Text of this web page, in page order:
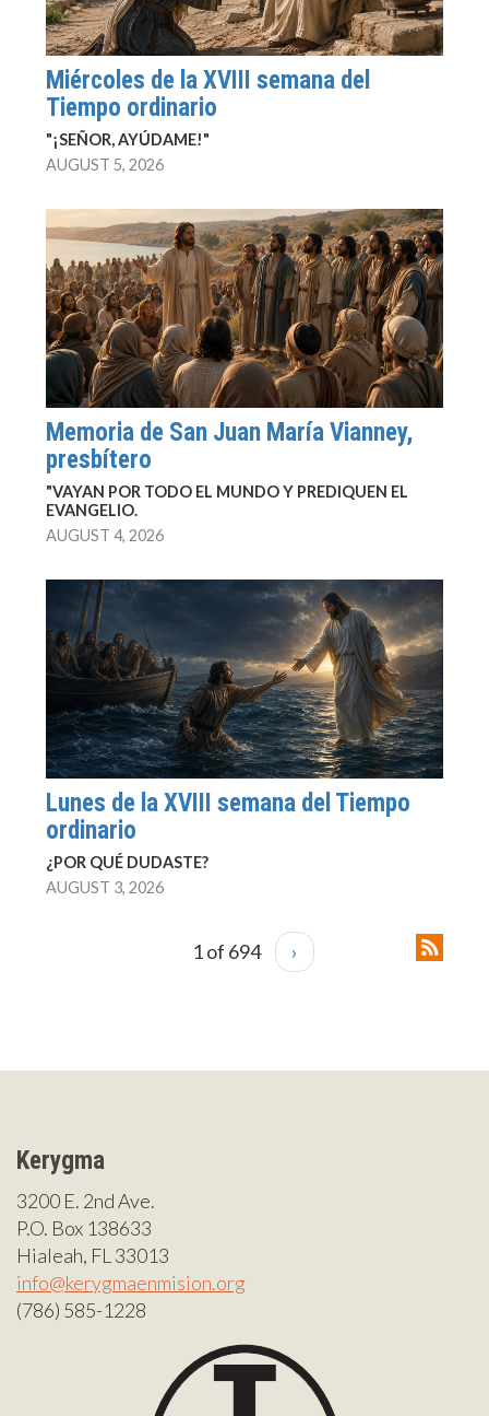
Miércoles de la XVIII semana del
Tiempo ordinario
"¡SEÑOR, AYÚDAME!"
AUGUST 5, 2026
Memoria de San Juan María Vianney,
presbítero
"VAYAN POR TODO EL MUNDO Y PREDIQUEN EL
EVANGELIO.
AUGUST 4, 2026
Lunes de la XVIII semana del Tiempo
ordinario
¿POR QUÉ DUDASTE?
AUGUST 3, 2026
1 of 694 ›
Kerygma
3200 E. 2nd Ave.
P.O. Box 138633
Hialeah, FL 33013
info@kerygmaenmision.org
(786) 585-1228